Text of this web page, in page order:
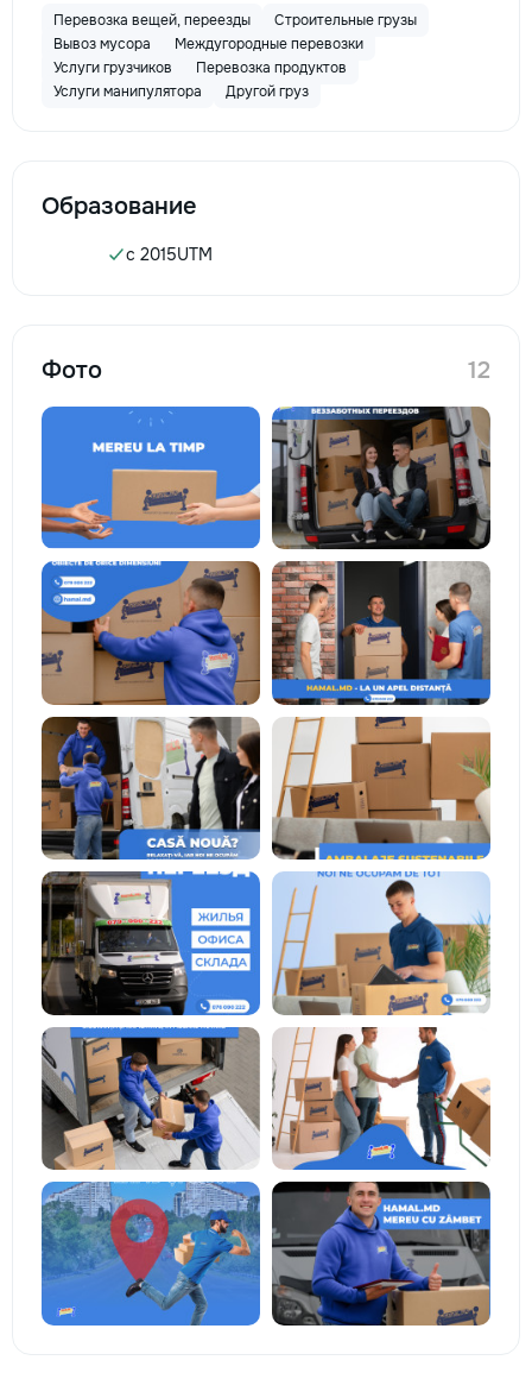
Перевозка вещей, переезды
Строительные грузы
Вывоз мусора
Междугородные перевозки
Услуги грузчиков
Перевозка продуктов
Услуги манипулятора
Другой груз
Образование
c 2015UTM
Фото 12